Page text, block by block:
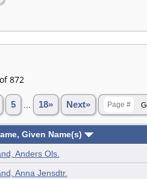
872
5 18» Next»
Given Name(s)
Anders Ols.
Anna Jensdtr.